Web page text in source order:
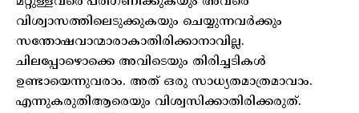
വിശ്വാസത്തിലെടുക്കുകയും ചെയ്യുന്നവർക്കും
സന്തോഷവാന്മാരാകാതിരിക്കാനാവില്ല.
ചിലപ്പോഴൊക്കെ അവിടെയും തിരിച്ചടികൾ
ഉണ്ടായെന്നുവരാം. അത് ഒരു സാധ്യതമാത്രമാവാം.
എന്നുകരുതിആരെയും വിശ്വസിക്കാതിരിക്കരുത്.